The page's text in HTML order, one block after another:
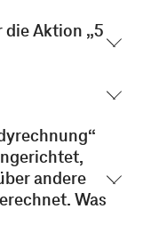
Aktion „5
andere
Was